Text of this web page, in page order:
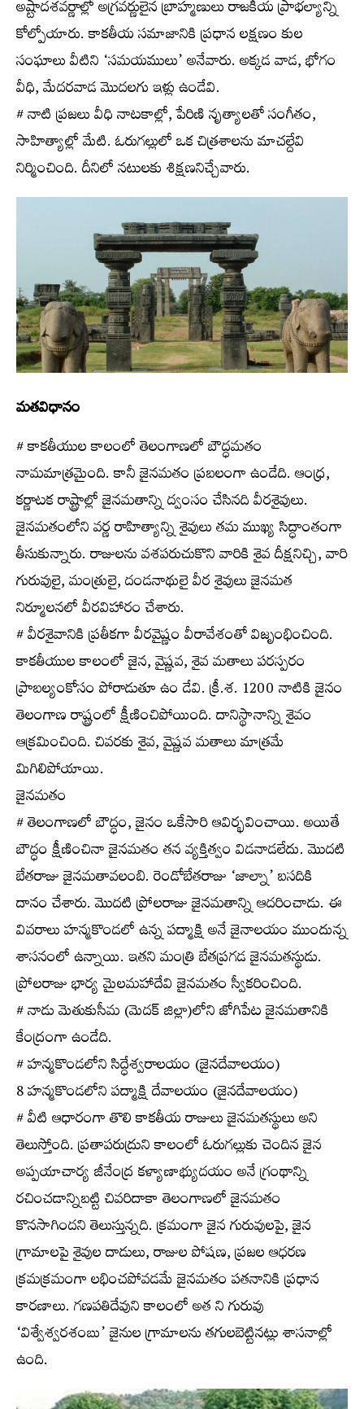
అష్టాదశవర్ణాల్లో అగ్రవర్ణులైన బ్రాహ్మణులు రాజకీయ ప్రాభల్యాన్ని
కోల్పోయారు. కాకతీయ సమాజానికి ప్రధాన లక్షణం కుల
సంఘాలు వీటిని ‘సమయములు’ అనేవారు. అక్కడ వాడ, భోగం
వీధి, మేదరవాడ మొదలగు ఇళ్లు ఉండేవి.
# నాటి ప్రజలు వీధి నాటకాల్లో, పేరిణి నృత్యాలతో సంగీతం,
సాహిత్యాల్లో మేటి. ఓరుగల్లులో ఒక చిత్రశాలను మాచల్దేవి
నిర్మించింది. దీనిలో నటులకు శిక్షణనిచ్చేవారు.
మతవిధానం
# కాకతీయుల కాలంలో తెలంగాణలో బౌద్ధమతం
నామమాత్రమైంది. కానీ జైనమతం ప్రబలంగా ఉండేది. ఆంధ్ర,
కర్ణాటక రాష్ట్రాల్లో జైనమతాన్ని ద్వంసం చేసినది వీరశైవులు.
జైనమతంలోని వర్ణ రాహిత్యాన్ని శైవులు తమ ముఖ్య సిద్ధాంతంగా
తీసుకున్నారు. రాజులను వశపరుచుకొని వారికి శైవ దీక్షనిచ్చి, వారి
గురువులై, మంత్రులై, దండనాథులై వీర శైవులు జైనమత
నిర్మూలనలో వీరవిహారం చేశారు.
# వీరశైవానికి ప్రతీకగా వీరవైష్ణం వీరావేశంతో విజృంభించింది.
కాకతీయుల కాలంలో జైన, వైష్ణవ, శైవ మతాలు పరస్పరం
ప్రాబల్యంకోసం పోరాడుతూ ఉం డేవి. క్రీ.శ. 1200 నాటికి జైనం
తెలంగాణ రాష్ట్రంలో క్షీణించిపోయింది. దానిస్థానాన్ని శైవం
ఆక్రమించింది. చివరకు శైవ, వైష్ణవ మతాలు మాత్రమే
మిగిలిపోయాయి.
జైనమతం
# తెలంగాణలో బౌద్ధం, జైనం ఒకేసారి ఆవిర్భవించాయి. అయితే
బౌద్ధం క్షీణించినా జైనమతం తన వ్యక్తిత్వం విడనాడలేదు. మొదటి
బేతరాజు జైనమతావలంబి. రెండోబేతరాజు ‘జాల్నా’ బసదికి
దానం చేశారు. మొదటి ప్రోలరాజు జైనమతాన్ని ఆదరించాడు. ఈ
వివరాలు హన్మకొండలో ఉన్న పద్మాక్షి అనే జైనాలయం ముందున్న
శాసనంలో ఉన్నాయి. ఇతని మంత్రి బేతప్రగడ జైనమతస్థుడు.
ప్రోలరాజు భార్య మైలమహాదేవి జైనమతం స్వీకరించింది.
# నాడు మెతుకుసీమ (మెదక్‌ జిల్లా)లోని జోగిపేట జైనమతానికి
కేంద్రంగా ఉండేది.
# హన్మకొండలోని సిద్ధేశ్వరాలయం (జైనదేవాలయం)
8 హన్మకొండలోని పద్మాక్షి దేవాలయం (జైనదేవాలయం)
# వీటి ఆధారంగా తొలి కాకతీయ రాజులు జైనమతస్థులు అని
తెలుస్తోంది. ప్రతాపరుద్రుని కాలంలో ఓరుగల్లుకు చెందిన జైన
అప్పయాచార్య జీనేంద్ర కళ్యాణాభ్యుదయం అనే గ్రంథాన్ని
రచించడాన్నిబట్టి చివరిదాకా తెలంగాణలో జైనమతం
కొనసాగిందని తెలుస్తున్నది. క్రమంగా జైన గురువులపై, జైన
గ్రామాలపై శైవుల దాడులు, రాజుల పోషణ, ప్రజల ఆధరణ
క్రమక్రమంగా లభించపోవడమే జైనమతం పతనానికి ప్రధాన
కారణాలు. గణపతిదేవుని కాలంలో అత ని గురువు
‘విశ్వేశ్వరశంబు’ జైనుల గ్రామాలను తగులబెట్టినట్లు శాసనాల్లో
ఉంది.